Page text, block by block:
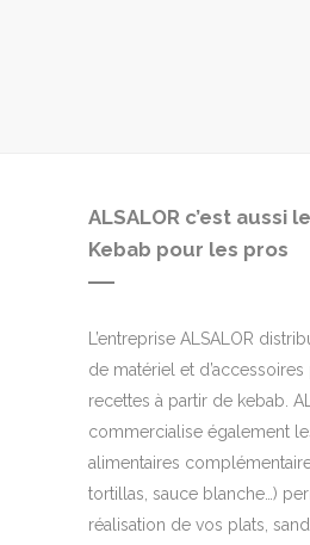
ALSALOR c’est aussi
Kebab pour les pros
L’entreprise ALSALOR
de matériel et
recettes à partir de kebab.
commercialise également
alimentaires
tortillas, sauce blanche…)
réalisation de vos plats,